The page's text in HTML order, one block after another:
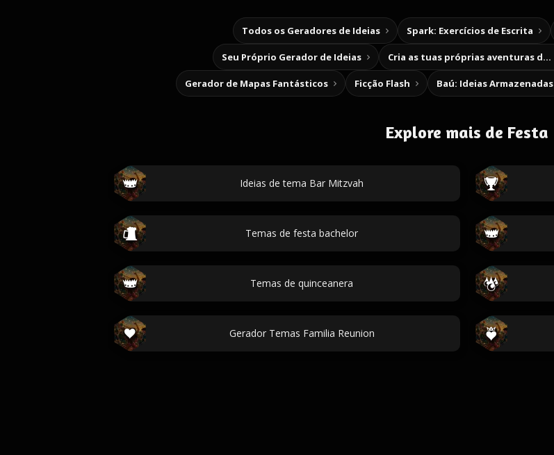
Todos os Geradores de Ideias Spark: Exercícios de Escrita
Seu Próprio Gerador de Ideias Cria as tuas próprias aventuras de escolha
Gerador de Mapas Fantásticos Ficção Flash Baú: Ideias Armazenadas
Explore mais de Festa
Ideias de tema Bar Mitzvah
Temas de festa bachelor
Temas de quinceanera
Gerador Temas Familia Reunion